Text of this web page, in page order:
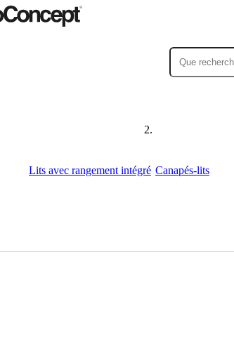
Lits avec rangement intégré Canapés-lits